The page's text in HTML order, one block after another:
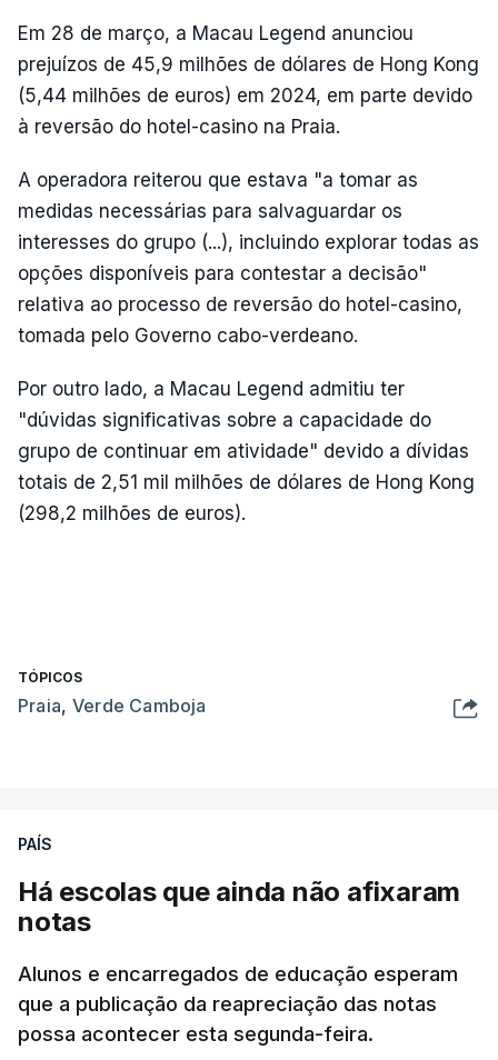
Em 28 de março, a Macau Legend anunciou
prejuízos de 45,9 milhões de dólares de Hong Kong
(5,44 milhões de euros) em 2024, em parte devido
à reversão do hotel-casino na Praia.
A operadora reiterou que estava "a tomar as
medidas necessárias para salvaguardar os
interesses do grupo (...), incluindo explorar todas as
opções disponíveis para contestar a decisão"
relativa ao processo de reversão do hotel-casino,
tomada pelo Governo cabo-verdeano.
Por outro lado, a Macau Legend admitiu ter
"dúvidas significativas sobre a capacidade do
grupo de continuar em atividade" devido a dívidas
totais de 2,51 mil milhões de dólares de Hong Kong
(298,2 milhões de euros).
TÓPICOS
Praia, Verde Camboja
PAÍS
Há escolas que ainda não afixaram
notas
Alunos e encarregados de educação esperam
que a publicação da reapreciação das notas
possa acontecer esta segunda-feira.